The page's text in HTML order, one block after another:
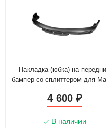
Накладка (юбка) на
бампер со сплиттером для
4 600 ₽
В наличии